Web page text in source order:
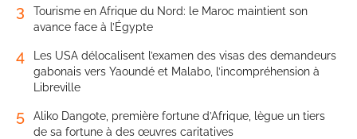
3
Tourisme en Afrique du Nord: le Maroc maintient son
avance face à l’Égypte
4
Les USA délocalisent l’examen des visas des demandeurs
gabonais vers Yaoundé et Malabo, l’incompréhension à
Libreville
5
Aliko Dangote, première fortune d’Afrique, lègue un tiers
de sa fortune à des œuvres caritatives